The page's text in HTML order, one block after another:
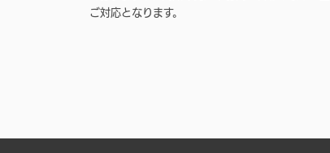
ご対応となります。